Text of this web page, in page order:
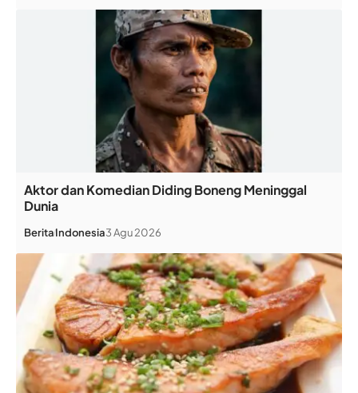
Aktor dan Komedian Diding Boneng Meninggal
Dunia
BeritaIndonesia3 Agu 2026